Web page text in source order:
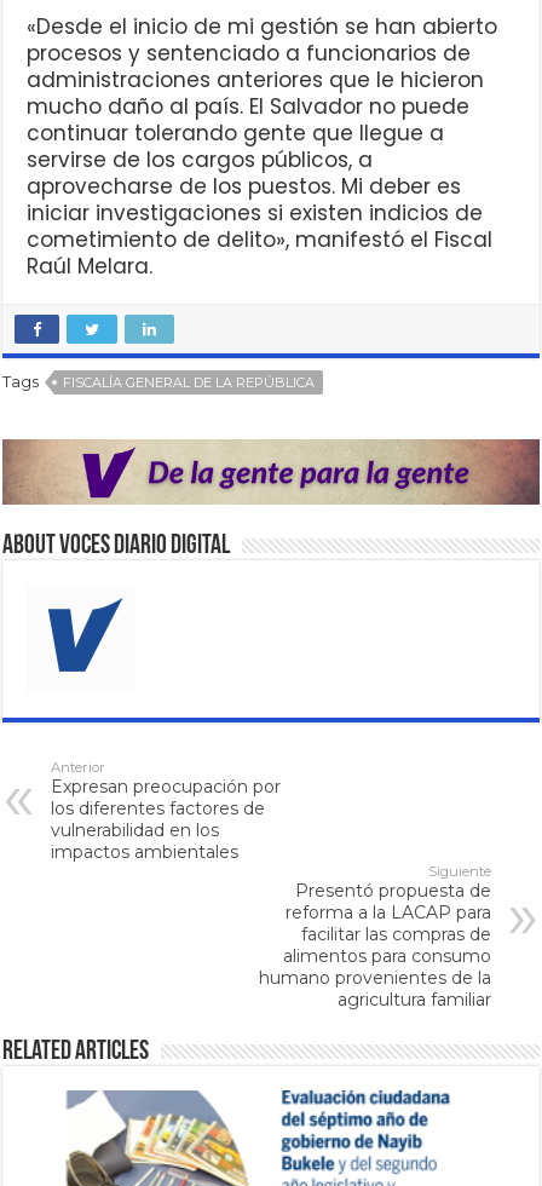
«Desde el inicio de mi gestión se han abierto
procesos y sentenciado a funcionarios de
administraciones anteriores que le hicieron
mucho daño al país. El Salvador no puede
continuar tolerando gente que llegue a
servirse de los cargos públicos, a
aprovecharse de los puestos. Mi deber es
iniciar investigaciones si existen indicios de
cometimiento de delito», manifestó el Fiscal
Raúl Melara.
Tags FISCALÍA GENERAL DE LA REPÚBLICA
About VOCES Diario digital
Anterior
Expresan preocupación por
los diferentes factores de
vulnerabilidad en los
impactos ambientales
Siguiente
Presentó propuesta de
reforma a la LACAP para
facilitar las compras de
alimentos para consumo
humano provenientes de la
agricultura familiar
Related Articles